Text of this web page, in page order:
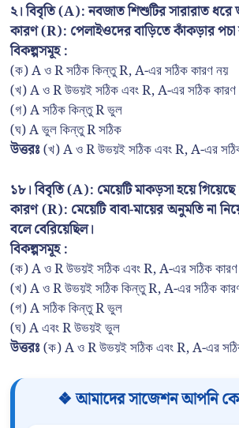
২। বিবৃতি (A): নবজাত শিশুটির সারারাত ধরে
কারণ (R): পেলাইওদের বাড়িতে কাঁকড়ার পচা
বিকল্পসমূহ :
(ক) A ও R সঠিক কিন্তু R, A-এর সঠিক কারণ নয়
(খ) A ও R উভয়ই সঠিক এবং R, A-এর সঠিক কারণ
(গ) A সঠিক কিন্তু R ভুল
(ঘ) A ভুল কিন্তু R সঠিক
উত্তরঃ(খ) A ও R উভয়ই সঠিক এবং R, A-এর
১৮। বিবৃতি (A): মেয়েটি মাকড়সা হয়ে
কারণ (R): মেয়েটি বাবা-মায়ের অনুমতি না
বলে বেরিয়েছিল।
বিকল্পসমূহ :
(ক) A ও R উভয়ই সঠিক এবং R, A-এর সঠিক কারণ
(খ) A ও R উভয়ই সঠিক কিন্তু R, A-এর সঠিক
(গ) A সঠিক কিন্তু R ভুল
(ঘ) A এবং R উভয়ই ভুল
উত্তরঃ(ক) A ও R উভয়ই সঠিক এবং R, A-এর
❖ আমাদের সাজেশন আপনি